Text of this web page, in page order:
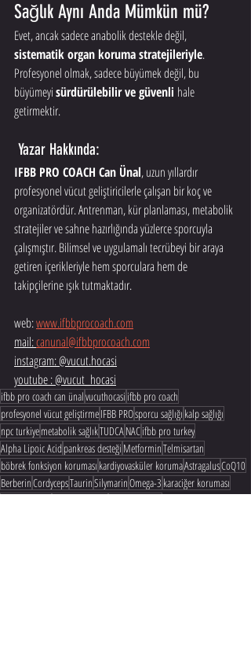
Sağlık Aynı Anda Mümkün mü?
Evet, ancak sadece anabolik destekle değil,
sistematik organ koruma stratejileriyle.
Profesyonel olmak, sadece büyümek değil, bu
büyümeyi sürdürülebilir ve güvenli hale
getirmektir.
Yazar Hakkında:
IFBB PRO COACH Can Ünal, uzun yıllardır
profesyonel vücut geliştiricilerle çalışan bir koç ve
organizatördür. Antrenman, kür planlaması, metabolik
stratejiler ve sahne hazırlığında yüzlerce sporcuyla
çalışmıştır. Bilimsel ve uygulamalı tecrübeyi bir araya
getiren içerikleriyle hem sporculara hem de
takipçilerine ışık tutmaktadır.
web: www.ifbbprocoach.com
mail: canunal@ifbbprocoach.com
instagram: @vucut.hocasi
youtube : @vucut_hocasi
ifbb pro coach can ünalvucuthocasi ifbb pro coach
profesyonel vücut geliştirmeIFBB PROsporcu sağlığı kalp sağlığı
npc turkiyemetabolik sağlıkTUDCANACifbb pro turkey
Alpha Lipoic Acidpankreas desteği MetforminTelmisartan
böbrek fonksiyon koruması kardiyovasküler korumaAstragalusCoQ10
BerberinCordycepsTaurinSilymarinOmega-3 karaciğer koruması